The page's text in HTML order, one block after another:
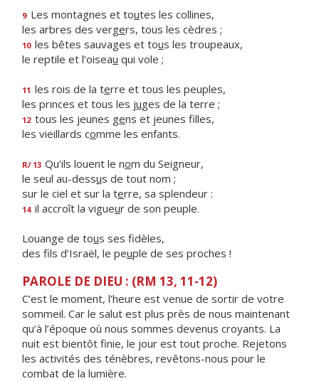
9 Les montagnes et toutes les collines,
les arbres des vergers, tous les cèdres ;
10 les bêtes sauvages et tous les troupeaux,
le reptile et l’oiseau qui vole ;
11 les rois de la terre et tous les peuples,
les princes et tous les juges de la terre ;
12 tous les jeunes gens et jeunes filles,
les vieillards comme les enfants.
R/ 13 Qu’ils louent le nom du Seigneur,
le seul au-dessus de tout nom ;
sur le ciel et sur la terre, sa splendeur :
14 il accroît la vigueur de son peuple.
Louange de tous ses fidèles,
des fils d’Israël, le peuple de ses proches !
PAROLE DE DIEU : (RM 13, 11-12)
C’est le moment, l’heure est venue de sortir de votre
sommeil. Car le salut est plus près de nous maintenant
qu’à l’époque où nous sommes devenus croyants. La
nuit est bientôt finie, le jour est tout proche. Rejetons
les activités des ténèbres, revêtons-nous pour le
combat de la lumière.